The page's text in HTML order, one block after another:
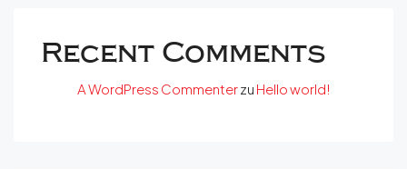
Recent Comments
A WordPress Commenterzu Hello world!